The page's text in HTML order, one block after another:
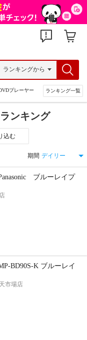
プレーヤー ランキング一覧
ンキング
込む
期間
ブルーレイプ
BD90S-K ブルーレイ
市場店